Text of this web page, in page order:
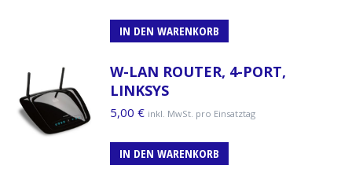
IN DEN WARENKORB
W-LAN ROUTER, 4-PORT,
LINKSYS
5,00 € inkl. MwSt. pro Einsatztag
IN DEN WARENKORB